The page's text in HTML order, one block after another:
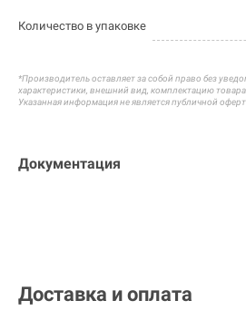
Количество в упаковке
*Производитель оставляет за собой право без
характеристики, внешний вид, комплектацию
Указанная информация не является публичной
Документация
Доставка и оплата